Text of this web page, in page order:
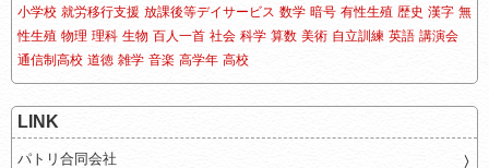
小学校 就労移行支援 放課後等デイサービス 数学 暗号 有性生殖 歴史 漢字 無
性生殖 物理 理科 生物 百人一首 社会 科学 算数 美術 自立訓練 英語 講演会
通信制高校 道徳 雑学 音楽 高学年 高校
LINK
パトリ合同会社